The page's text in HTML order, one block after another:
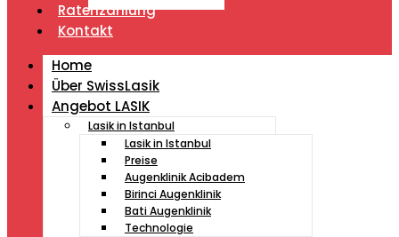
Ratenzahlung
Kontakt
Home
Über SwissLasik
Angebot LASIK
Lasik in Istanbul
Lasik in Istanbul
Preise
Augenklinik Acibadem
Birinci Augenklinik
Bati Augenklinik
Technologie